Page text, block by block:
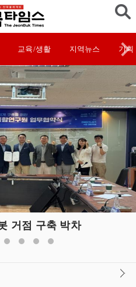
교육/생활 지역뉴스 기획
거점 구축 박차